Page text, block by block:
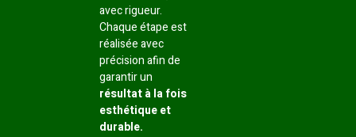
avec rigueur.
Chaque étape est
réalisée avec
précision afin de
garantir un
résultat à la fois
esthétique et
durable.